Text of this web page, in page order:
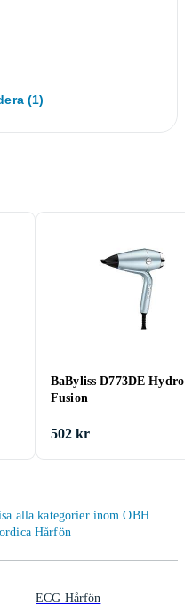
(1)
BaByliss D773DE Hydro
Fusion
502 kr
alla kategorier inom OBH
Hårfön
ECG Hårfön